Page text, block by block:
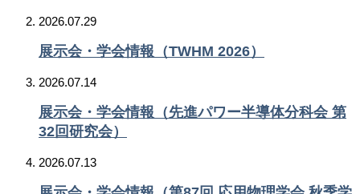
2026.07.29
展示会・学会情報（TWHM 2026）
2026.07.14
展示会・学会情報（先進パワー半導体分科会 第
32回研究会）
2026.07.13